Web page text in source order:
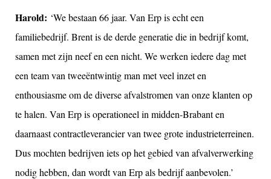
Harold: ‘We bestaan 66 jaar. Van Erp is echt een
familiebedrijf. Brent is de derde generatie die in bedrijf komt,
samen met zijn neef en een nicht. We werken iedere dag met
een team van tweeëntwintig man met veel inzet en
enthousiasme om de diverse afvalstromen van onze klanten op
te halen. Van Erp is operationeel in midden-Brabant en
daarnaast contractleverancier van twee grote industrieterreinen.
Dus mochten bedrijven iets op het gebied van afvalverwerking
nodig hebben, dan wordt van Erp als bedrijf aanbevolen.’